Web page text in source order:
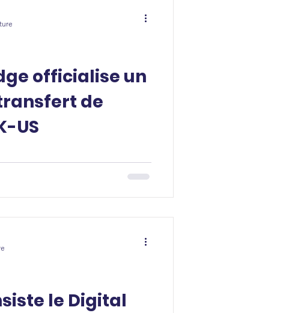
officialise un
de
US
le Digital